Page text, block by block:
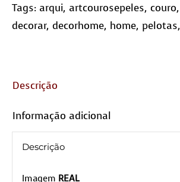
Tags: arqui, artcourosepeles, couro,
decorar, decorhome, home, pelotas,
Descrição
Informação adicional
Descrição
Imagem REAL